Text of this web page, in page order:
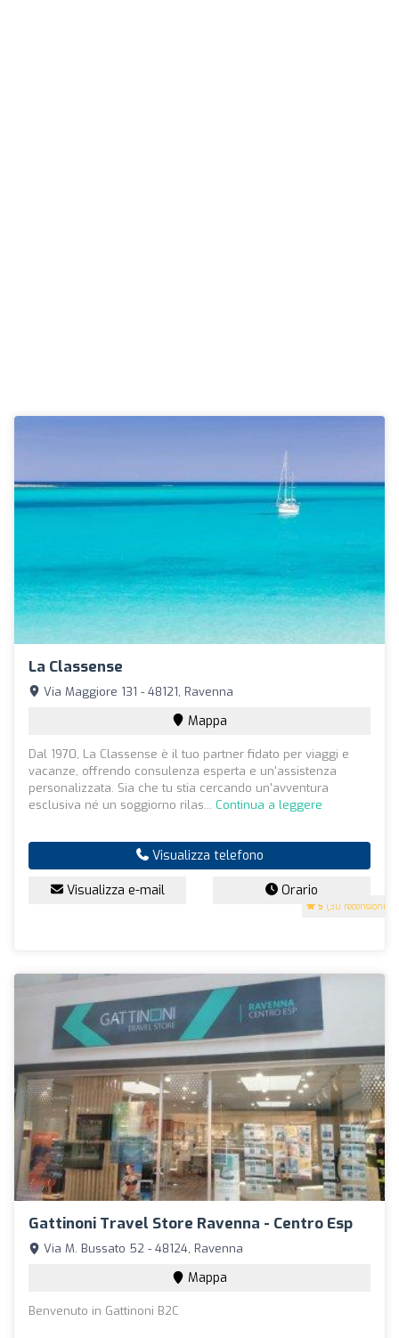
La Classense
5 (30 recensioni)
Via Maggiore 131 - 48121, Ravenna
Mappa
Dal 1970, La Classense è il tuo partner fidato per viaggi e
vacanze, offrendo consulenza esperta e un'assistenza
personalizzata. Sia che tu stia cercando un'avventura
esclusiva né un soggiorno rilas... Continua a leggere
Visualizza telefono
Visualizza e-mail Orario
Gattinoni Travel Store Ravenna - Centro Esp
Via M. Bussato 52 - 48124, Ravenna
Mappa
Benvenuto in Gattinoni B2C